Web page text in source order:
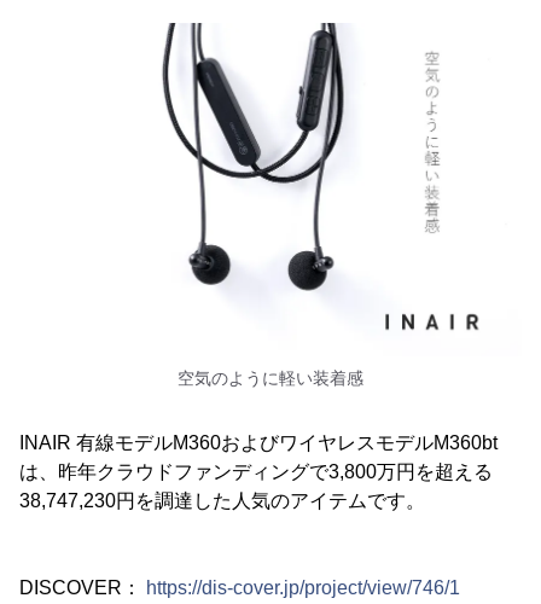
空気のように軽い装着感
INAIR 有線モデルM360およびワイヤレスモデルM360bt
は、昨年クラウドファンディングで3,800万円を超える
38,747,230円を調達した人気のアイテムです。
DISCOVER： https://dis-cover.jp/project/view/746/1